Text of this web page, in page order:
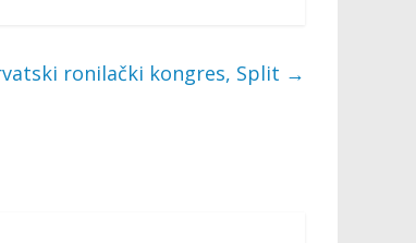
ronilački kongres, Split →